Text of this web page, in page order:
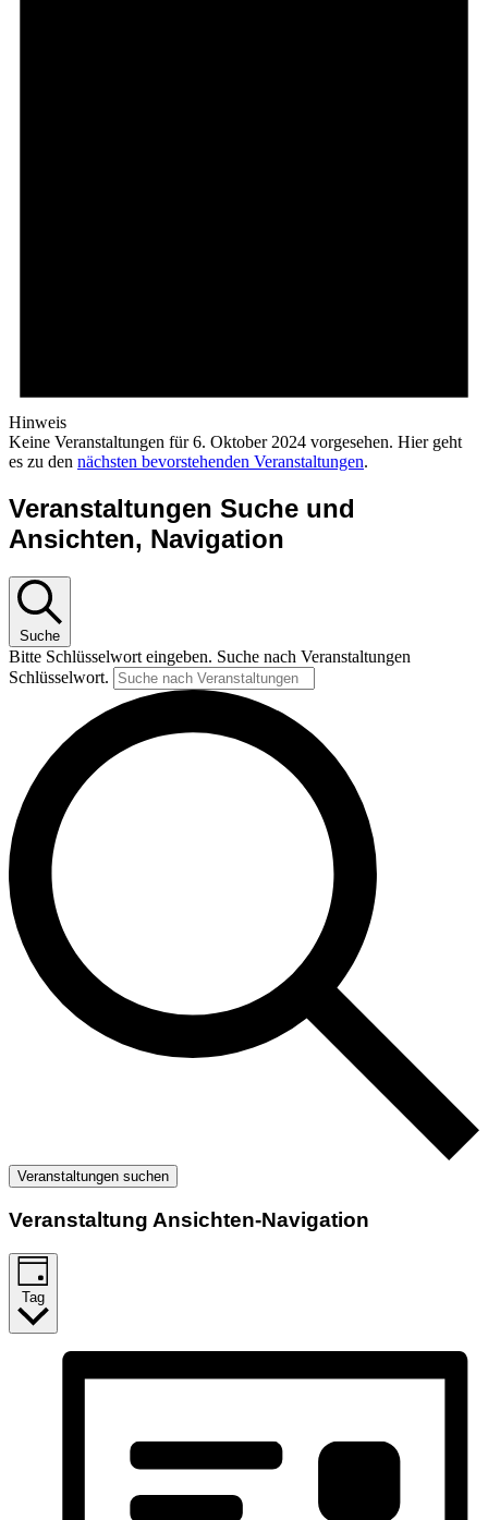
Hinweis
Keine Veranstaltungen für 6. Oktober 2024 vorgesehen. Hier geht
es zu den nächsten bevorstehenden Veranstaltungen.
Veranstaltungen Suche und
Ansichten, Navigation
Suche
Bitte Schlüsselwort eingeben. Suche nach Veranstaltungen
Schlüsselwort.
Veranstaltungen suchen
Veranstaltung Ansichten-Navigation
Tag